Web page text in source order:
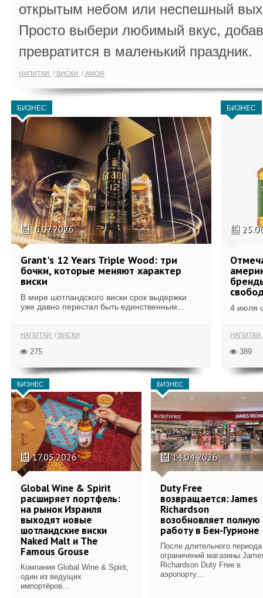
открытым небом или неспешный
Просто выбери любимый вкус,
превратится в маленький праздник.
НАПИТКИ ВИСКИ AMOR
БИЗНЕС
6.07.2026
Grant's 12 Years Triple Wood: три
бочки, которые меняют характер
виски
В мире шотландского виски срок выдержки
уже давно перестал быть единственным...
НАПИТКИ ВИСКИ
275
БИЗНЕС
4 июля
НАПИТКИ
389
БИЗНЕС
17.05.2026
Global Wine & Spirit
расширяет портфель:
на рынок Израиля
выходят новые
шотландские виски
Naked Malt и The
Famous Grouse
Компания Global Wine & Spirit,
один из ведущих
импортёров...
БИЗНЕС
14.04.2026
Duty Free
возвращается: James
Richardson
возобновляет полную
работу в Бен-Гурионе
После длительного периода
ограничений магазины
Richardson Duty Free в
аэропорту...